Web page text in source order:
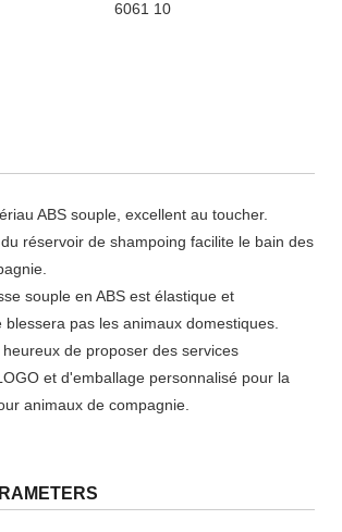
ABS souple, excellent au toucher.
réservoir de shampoing facilite le bain des
souple en ABS est élastique et
pas les animaux domestiques.
de proposer des services
et d'emballage personnalisé pour la
animaux de compagnie.